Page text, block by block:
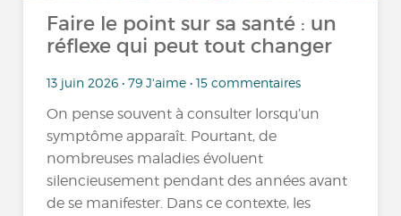
Faire le point sur sa santé : un
réflexe qui peut tout changer
13 juin 2026 • 79 J'aime • 15 commentaires
On pense souvent à consulter lorsqu’un
symptôme apparaît. Pourtant, de
nombreuses maladies évoluent
silencieusement pendant des années avant
de se manifester. Dans ce contexte, les